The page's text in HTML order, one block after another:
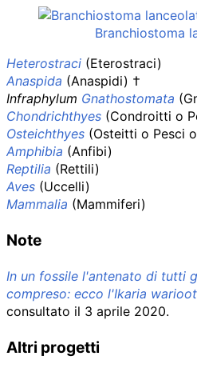
Branchiostoma
Heterostraci (Eterostraci)
Anaspida (Anaspidi) †
Infraphylum Gnathostomata
Chondrichthyes (Condroitti o
Osteichthyes (Osteitti o Pesci
Amphibia (Anfibi)
Reptilia (Rettili)
Aves (Uccelli)
Mammalia (Mammiferi)
Note
In un fossile l'antenato di tutti
compreso: ecco l'Ikaria
consultato il 3 aprile 2020.
Altri progetti